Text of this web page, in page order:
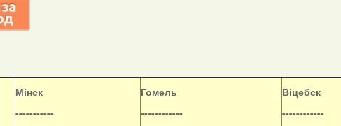
Мінск
-----------
Гомель
------------
Віцебск
------------